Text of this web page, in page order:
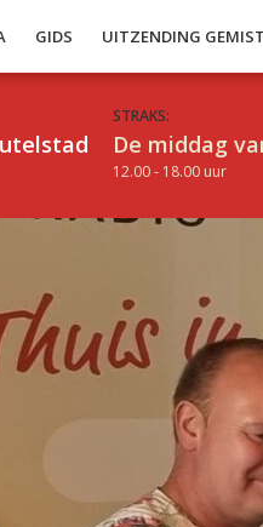
GIDS UITZENDING GEMIST
STRAKS:
De middag
12.00 - 18.00 uur